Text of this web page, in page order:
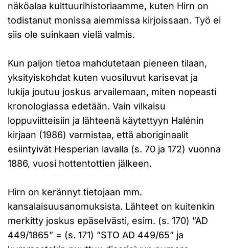
näköalaa kulttuurihistoriaamme, kuten Hirn on
todistanut monissa aiemmissa kirjoissaan. Työ ei
siis ole suinkaan vielä valmis.
Kun paljon tietoa mahdutetaan pieneen tilaan,
yksityiskohdat kuten vuosiluvut karisevat ja
lukija joutuu joskus arvailemaan, miten nopeasti
kronologiassa edetään. Vain vilkaisu
loppuviitteisiin ja lähteenä käytettyyn Halénin
kirjaan (1986) varmistaa, että aboriginaalit
esiintyivät Hesperian lavalla (s. 70 ja 172) vuonna
1886, vuosi hottentottien jälkeen.
Hirn on kerännyt tietojaan mm.
kansalaisuusanomuksista. Lähteet on kuitenkin
merkitty joskus epäselvästi, esim. (s. 170) ”AD
449/1865” = (s. 171) ”STO AD 449/65” ja